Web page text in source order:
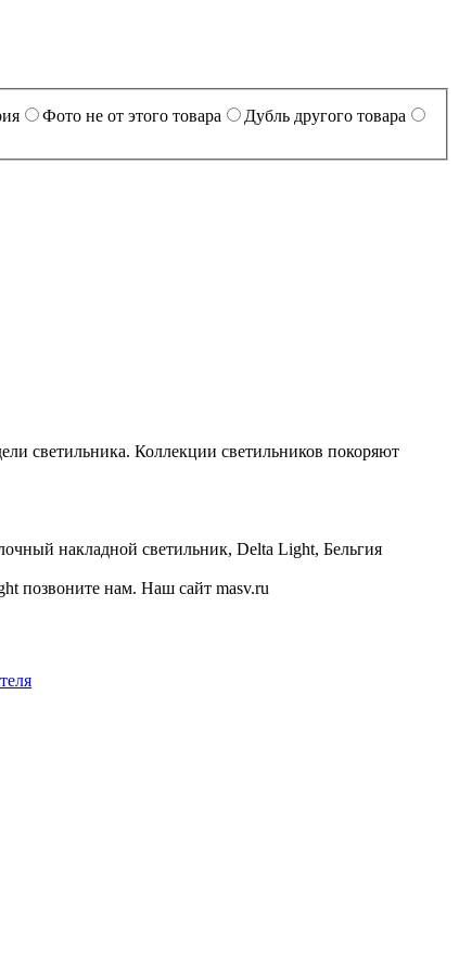
Фото не от этого товара
Дубль другого товара
светильника. Коллекции светильников покоряют
накладной светильник, Delta Light, Бельгия
позвоните нам. Наш сайт masv.ru